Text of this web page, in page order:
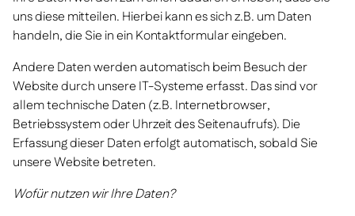
uns diese mitteilen. Hierbei kann es sich z.B. um Daten
handeln, die Sie in ein Kontaktformular eingeben.
Andere Daten werden automatisch beim Besuch der
Website durch unsere IT-Systeme erfasst. Das sind vor
allem technische Daten (z.B. Internetbrowser,
Betriebssystem oder Uhrzeit des Seitenaufrufs). Die
Erfassung dieser Daten erfolgt automatisch, sobald Sie
unsere Website betreten.
Wofür nutzen wir Ihre Daten?